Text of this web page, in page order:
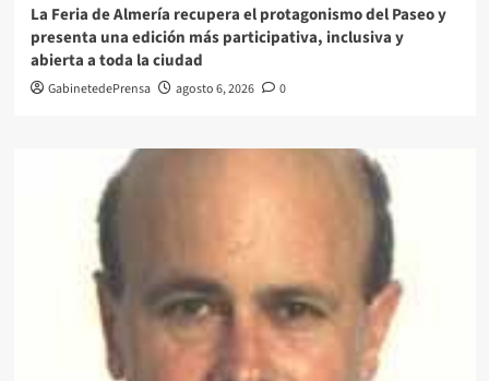
La Feria de Almería recupera el protagonismo del Paseo y
presenta una edición más participativa, inclusiva y
abierta a toda la ciudad
GabinetedePrensa agosto 6, 2026 0